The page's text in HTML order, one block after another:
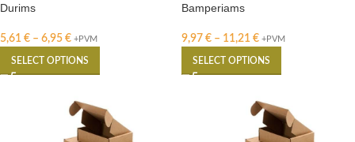
Durims
5,61 € – 6,95 € +PVM
SELECT OPTIONS
Bamperiams
9,97 € – 11,21 € +PVM
SELECT OPTIONS